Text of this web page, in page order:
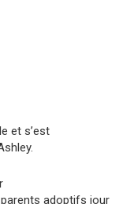
et s’est
adoptifs jour